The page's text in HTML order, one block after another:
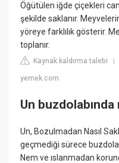
Öğütülen iğde çiçekleri
şekilde saklanır.
yöreye farklılık gösterir.
toplanır.
Kaynak kaldırma talebi
yemek.com
Un buzdolabında
Un, Bozulmadan Nasıl
geçmediği sürece
Nem ve ıslanmadan